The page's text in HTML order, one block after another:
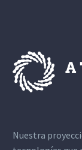
Nuestra